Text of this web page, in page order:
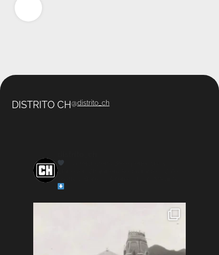
DISTRITO CH@distrito_ch